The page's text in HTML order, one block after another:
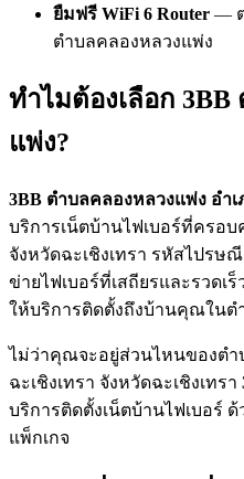
ยืมฟรี WiFi 6 Router —
ตำบลคลองหลวงแพ่ง
ทำไมต้องเลือก
แพ่ง?
3BB ตำบลคลองหลวงแพ่ง อำเ
บริการเน็ตบ้านไฟเบอร์ที่ครอ
จังหวัดฉะเชิงเทรา รหัสไปรษ
ข่ายไฟเบอร์ที่เสถียรและรวด
ให้บริการติดตั้งถึงบ้านคุณในต
ไม่ว่าคุณจะอยู่ส่วนไหนของตำ
ฉะเชิงเทรา จังหวัดฉะเชิงเทรา
บริการติดตั้งเน็ตบ้านไฟเบอร์ ด้
แพ็กเกจ